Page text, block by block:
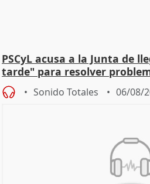
PSCyL acusa a la Junta de
tarde" para resolver
Sonido Totales 06/08/